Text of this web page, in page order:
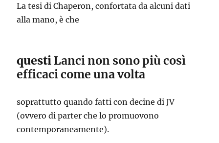
La tesi di Chaperon, confortata da alcuni dati
alla mano, è che
questi Lanci non sono più così
efficaci come una volta
soprattutto quando fatti con decine di JV
(ovvero di parter che lo promuovono
contemporaneamente).